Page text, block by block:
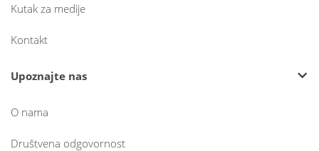
Kutak za medije
Kontakt
Upoznajte nas
O nama
Društvena odgovornost